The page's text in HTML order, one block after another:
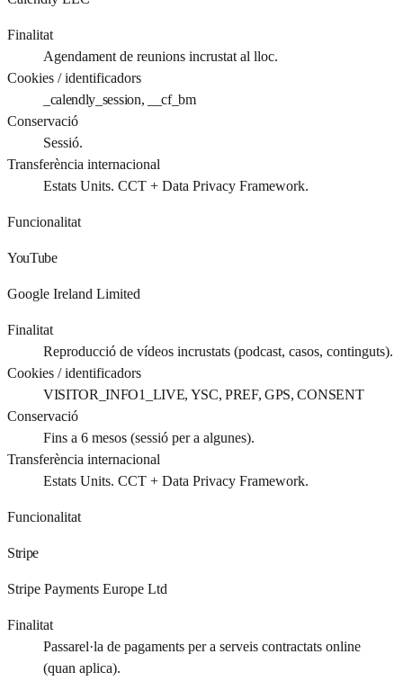
Finalitat
Agendament de reunions incrustat al lloc.
Cookies / identificadors
_calendly_session, __cf_bm
Conservació
Sessió.
Transferència internacional
Estats Units. CCT + Data Privacy Framework.
Funcionalitat
YouTube
Google Ireland Limited
Finalitat
Reproducció de vídeos incrustats (podcast, casos, continguts).
Cookies / identificadors
VISITOR_INFO1_LIVE, YSC, PREF, GPS, CONSENT
Conservació
Fins a 6 mesos (sessió per a algunes).
Transferència internacional
Estats Units. CCT + Data Privacy Framework.
Funcionalitat
Stripe
Stripe Payments Europe Ltd
Finalitat
Passarel·la de pagaments per a serveis contractats online
(quan aplica).